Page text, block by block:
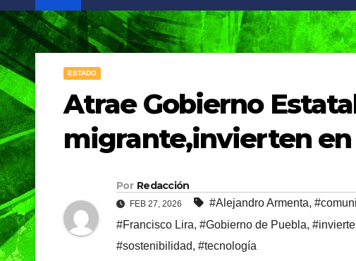
ESTADO
Atrae Gobierno
migrante,invierten en
Por Redacción
FEB 27, 2026 #Alejandro Armenta,
#Francisco Lira, #Gobierno de Puebla,
#sostenibilidad, #tecnología